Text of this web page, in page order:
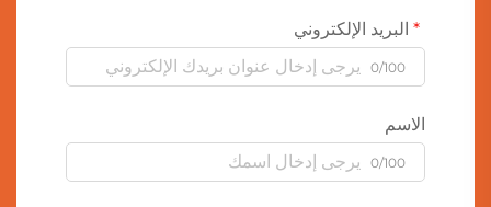
البريد الإلكتروني
0/100
الاسم
0/100